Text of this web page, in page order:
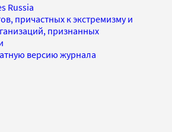
Russia
причастных к экстремизму и
признанных
версию журнала